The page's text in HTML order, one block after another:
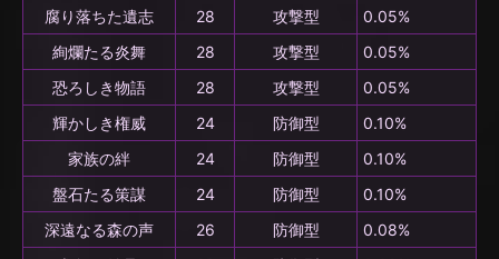
腐り落ちた遺志
28 攻撃型
0.05%
絢爛たる炎舞
28 攻撃型
0.05%
恐ろしき物語
28 攻撃型
0.05%
輝かしき権威
24 防御型
0.10%
家族の絆
24 防御型
0.10%
盤石たる策謀
24 防御型
0.10%
深遠なる森の声
26 防御型
0.08%